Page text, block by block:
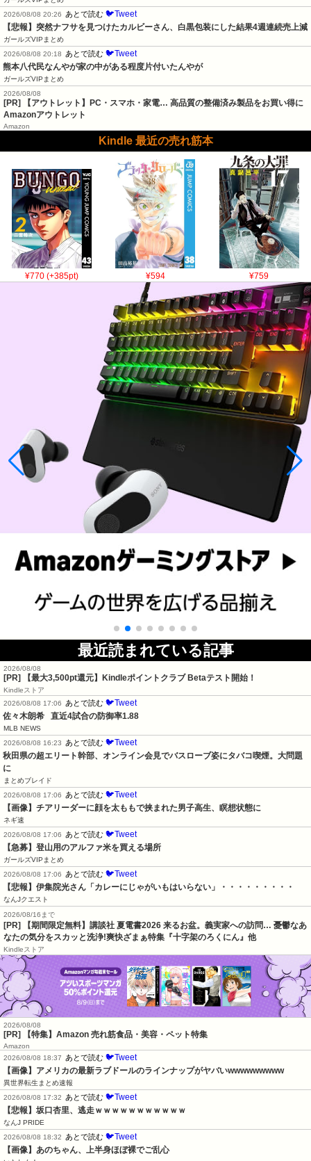
2026/08/08 20:26
あとで読む 🐦Tweet
【悲報】突然ナフサを見つけたカルビーさん、白黒包装にした結果4週連続売上減
ガールズVIPまとめ
2026/08/08 20:18
あとで読む 🐦Tweet
熊本八代民なんやが家の中がある程度片付いたんやが
ガールズVIPまとめ
2026/08/08
[PR] 【アウトレット】PC・スマホ・家電… 高品質の整備済み製品をお買い得に
Amazonアウトレット
Amazon
Kindle 最近の売れ筋本
¥770 (+385pt) ¥594 ¥759
最近読まれている記事
2026/08/08
[PR] 【最大3,500pt還元】Kindleポイントクラブ Betaテスト開始！
Kindleストア
2026/08/08 17:06
あとで読む 🐦Tweet
佐々木朗希   直近4試合の防御率1.88
MLB NEWS
2026/08/08 16:23
あとで読む 🐦Tweet
秋田県の超エリート幹部、オンライン会見でバスローブ姿にタバコ喫煙。大問題
に
まとめブレイド
2026/08/08 17:06
あとで読む 🐦Tweet
【画像】チアリーダーに顔を太ももで挟まれた男子高生、瞑想状態に
ネギ速
2026/08/08 17:06
あとで読む 🐦Tweet
【急募】登山用のアルファ米を買える場所
ガールズVIPまとめ
2026/08/08 17:06
あとで読む 🐦Tweet
【悲報】伊集院光さん「カレーにじゃがいもはいらない」・・・・・・・・・
なんJクエスト
2026/08/16まで
[PR] 【期間限定無料】講談社 夏電書2026 来るお盆。義実家への訪問… 憂鬱なあ
なたの気分をスカッと洗浄!爽快ざまぁ特集『十字架のろくにん』他
Kindleストア
2026/08/08
[PR] 【特集】Amazon 売れ筋食品・美容・ペット特集
Amazon
2026/08/08 18:37
あとで読む 🐦Tweet
【画像】アメリカの最新ラブドールのラインナップがヤバいwwwwwwwww
異世界転生まとめ速報
2026/08/08 17:32
あとで読む 🐦Tweet
【悲報】坂口杏里、逃走ｗｗｗｗｗｗｗｗｗｗｗ
なんJ PRIDE
2026/08/08 18:32
あとで読む 🐦Tweet
【画像】あのちゃん、上半身ほぼ裸でご乱心